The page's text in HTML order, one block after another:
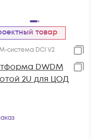
товар
система DCI V2
DWDM
2U для ЦОД